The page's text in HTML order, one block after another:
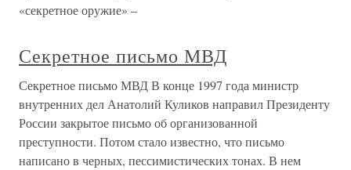
«секретное оружие» –
Секретное письмо МВД
Секретное письмо МВД В конце 1997 года министр
внутренних дел Анатолий Куликов направил Президенту
России закрытое письмо об организованной
преступности. Потом стало известно, что письмо
написано в черных, пессимистических тонах. В нем